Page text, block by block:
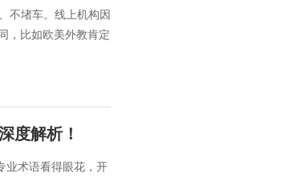
不堵车。线上机构因
，比如欧美外教肯定
度解析！
业术语看得眼花，开